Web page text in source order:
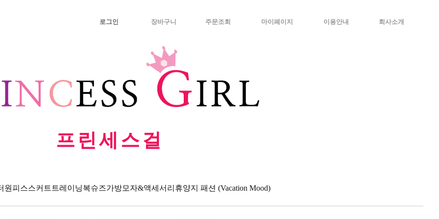
로그인 장바구니 주문조회 마이페이지 이용안내 회사소개
프린세스걸
원피스스커트 트레이닝복슈즈가방모자&액세서리 휴양지 패션 (Vacation Mood)